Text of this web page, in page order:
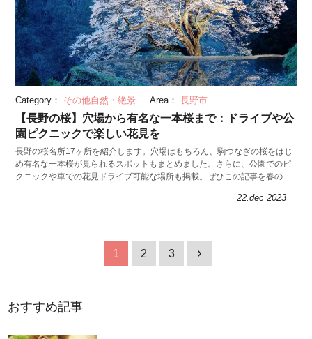
Category： その他自然・絶景 Area： 長野市
【長野の桜】穴場から有名な一本桜まで：ドライブや公
園ピクニックで楽しい花見を
長野の桜名所17ヶ所を紹介します。穴場はもちろん、駒つなぎの桜をはじ
め有名な一本桜が見られるスポットもまとめました。さらに、公園でのピ
クニックや車での花見ドライブ可能な場所も掲載。ぜひこの記事を春のお
22.dec 2023
1 2 3 1
おすすめ記事